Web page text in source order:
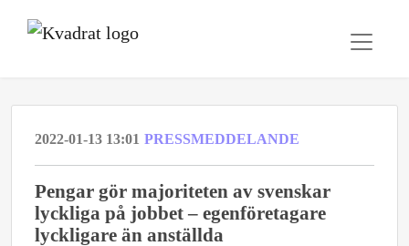
2022-01-13 13:01 PRESSMEDDELANDE
Pengar gör majoriteten av svenskar
lyckliga på jobbet – egenföretagare
lyckligare än anställda